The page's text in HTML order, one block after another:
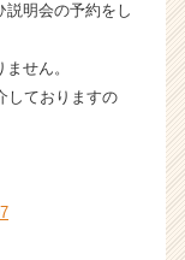
説明会の予約をし
せん。
しておりますの